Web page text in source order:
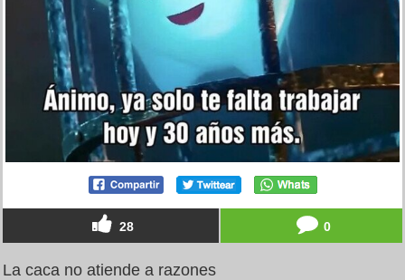
28 0
La caca no atiende a razones